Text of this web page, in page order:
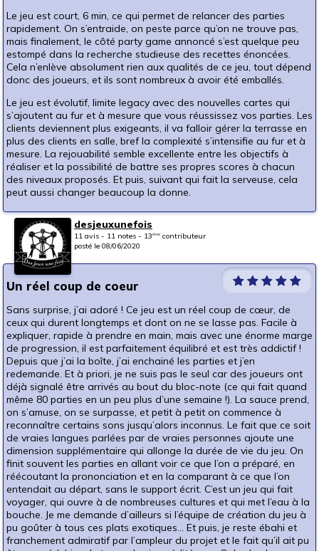
Le jeu est court, 6 min, ce qui permet de relancer des parties
rapidement. On s’entraide, on peste parce qu’on ne trouve pas,
mais finalement, le côté party game annoncé s’est quelque peu
estompé dans la recherche studieuse des recettes énoncées.
Cela n’enlève absolument rien aux qualités de ce jeu, tout dépend
donc des joueurs, et ils sont nombreux à avoir été emballés.
Le jeu est évolutif, limite legacy avec des nouvelles cartes qui
s’ajoutent au fur et à mesure que vous réussissez vos parties. Les
clients deviennent plus exigeants, il va falloir gérer la terrasse en
plus des clients en salle, bref la complexité s’intensifie au fur et à
mesure. La rejouabilité semble excellente entre les objectifs à
réaliser et la possibilité de battre ses propres scores à chacun
des niveaux proposés. Et puis, suivant qui fait la serveuse, cela
peut aussi changer beaucoup la donne.
desjeuxunefois
11 avis - 11 notes - 13ème contributeur
posté le 08/06/2020
Un réel coup de coeur
Sans surprise, j’ai adoré ! Ce jeu est un réel coup de cœur, de
ceux qui durent longtemps et dont on ne se lasse pas. Facile à
expliquer, rapide à prendre en main, mais avec une énorme marge
de progression, il est parfaitement équilibré et est très addictif !
Depuis que j’ai la boîte, j’ai enchainé les parties et j’en
redemande. Et à priori, je ne suis pas le seul car des joueurs ont
déjà signalé être arrivés au bout du bloc-note (ce qui fait quand
même 80 parties en un peu plus d’une semaine !). La sauce prend,
on s’amuse, on se surpasse, et petit à petit on commence à
reconnaître certains sons jusqu’alors inconnus. Le fait que ce soit
de vraies langues parlées par de vraies personnes ajoute une
dimension supplémentaire qui allonge la durée de vie du jeu. On
finit souvent les parties en allant voir ce que l’on a préparé, en
réécoutant la prononciation et en la comparant à ce que l’on
entendait au départ, sans le support écrit. C’est un jeu qui fait
voyager, qui ouvre à de nombreuses cultures et qui met l’eau à la
bouche. Je me demande d’ailleurs si l’équipe de création du jeu à
pu goûter à tous ces plats exotiques… Et puis, je reste ébahi et
franchement admiratif par l’ampleur du projet et le fait qu’il ait pu